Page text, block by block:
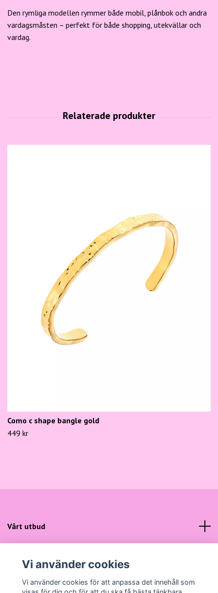
Den rymliga modellen rymmer både mobil, plånbok och andra
vardagsmåsten – perfekt för både shopping, utekvällar och
vardag.
Como c shape bangle gold
449 kr
Vårt utbud
Sociala medier
Vi använder cookies
Vi använder cookies för att anpassa det innehåll som